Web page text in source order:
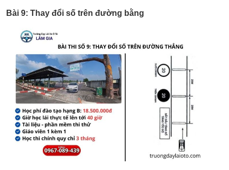
Bài 9: Thay đổi số trên đường bằng